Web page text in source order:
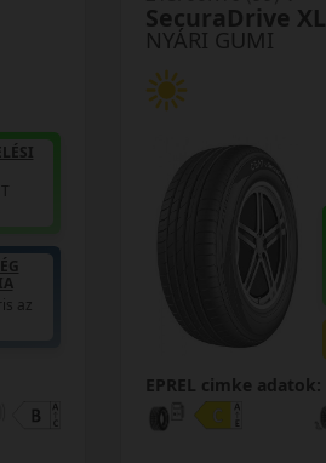
az
NYÁRI GUMI
SecuraDrive XL
EPREL cimke adatok: